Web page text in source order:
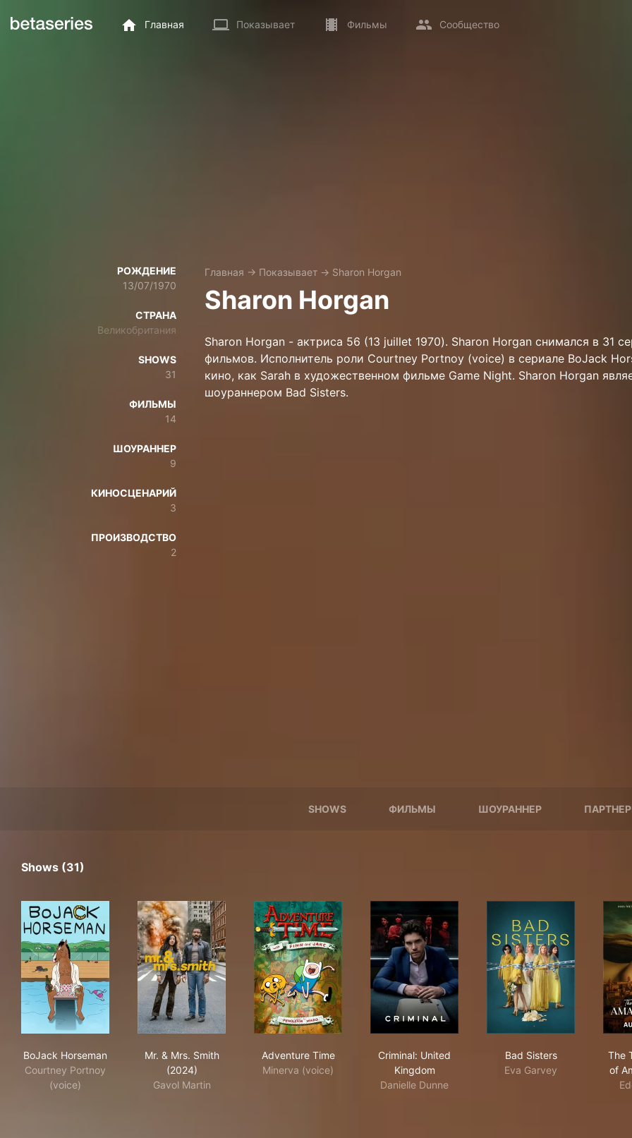
Главная Показывает Фильмы Сообщество
РОЖДЕНИЕ
13/07/1970
СТРАНА
Великобритания
SHOWS
31
ФИЛЬМЫ
14
ШОУРАННЕР
9
КИНОСЦЕНАРИЙ
3
ПРОИЗВОДСТВО
2
Главная → Показывает → Sharon Horgan
Sharon Horgan
Sharon Horgan - актриса 56 (13 juillet 1970). Sharon Horgan снимался в 31
фильмов. Исполнитель роли Courtney Portnoy (voice) в сериале BoJack
кино, как Sarah в художественном фильме Game Night. Sharon Horgan
шоураннером Bad Sisters.
SHOWS ФИЛЬМЫ ШОУРАННЕР
Shows (31)
BoJack Horseman
Courtney Portnoy
(voice)
Mr. & Mrs. Smith
(2024)
Gavol Martin
Adventure Time
Minerva (voice)
Criminal: United
Kingdom
Danielle Dunne
Bad Sisters
Eva Garvey
The
of